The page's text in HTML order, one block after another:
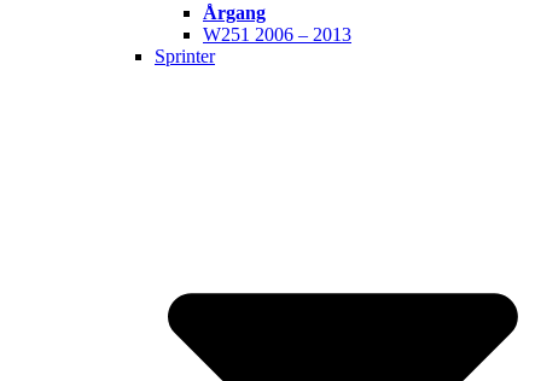
Årgang
W251 2006 – 2013
Sprinter